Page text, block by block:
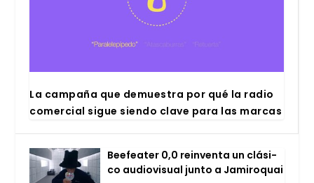
La cam­pa­ña que demues­tra por qué la radio
comer­cial sigue sien­do cla­ve para las mar­cas
Bee­fea­ter 0,0 rein­ven­ta un clá­si­
co audio­vi­sual jun­to a Jami­ro­quai